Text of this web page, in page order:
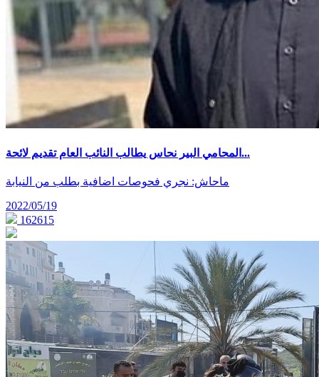
المحامي البير نحاس يطالب النائب العام تقديم لائحة...
ماحاش: نجري فحوصات اضافية بطلب من النيابة
2022/05/19
162615